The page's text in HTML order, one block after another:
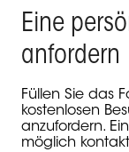
Eine
anfordern
Füllen Sie das
kostenlosen
anzufordern.
möglich